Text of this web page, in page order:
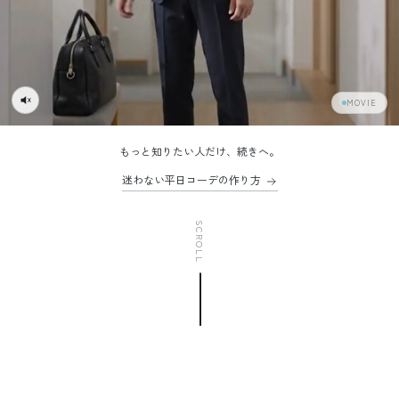
MOVIE
もっと知りたい人だけ、続きへ。
迷わない平日コーデの作り方
SCROLL